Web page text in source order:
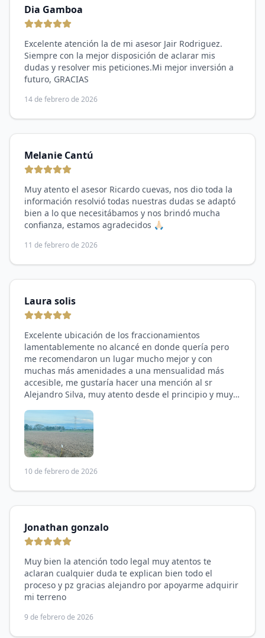
Dia Gamboa
Excelente atención la de mi asesor Jair Rodriguez.
Siempre con la mejor disposición de aclarar mis
dudas y resolver mis peticiones.Mi mejor inversión a
futuro, GRACIAS
14 de febrero de 2026
Melanie Cantú
Muy atento el asesor Ricardo cuevas, nos dio toda la
información resolvió todas nuestras dudas se adaptó
bien a lo que necesitábamos y nos brindó mucha
confianza, estamos agradecidos 🙏🏻
11 de febrero de 2026
Laura solis
Excelente ubicación de los fraccionamientos
lamentablemente no alcancé en donde quería pero
me recomendaron un lugar mucho mejor y con
muchas más amenidades a una mensualidad más
accesible, me gustaría hacer una mención al sr
Alejandro Silva, muy atento desde el principio y muy
preguntar al ejido y te dan información y puedes
tramitar tu cesión una vez liquidez tu lote🤗
10 de febrero de 2026
Jonathan gonzalo
Muy bien la atención todo legal muy atentos te
aclaran cualquier duda te explican bien todo el
proceso y pz gracias alejandro por apoyarme adquirir
mi terreno
9 de febrero de 2026